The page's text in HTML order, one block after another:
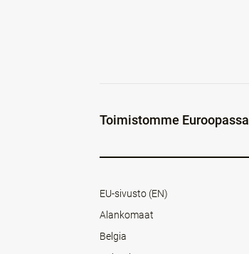
Toimistomme Euroopassa
EU-sivusto (EN)
Alankomaat
Belgia